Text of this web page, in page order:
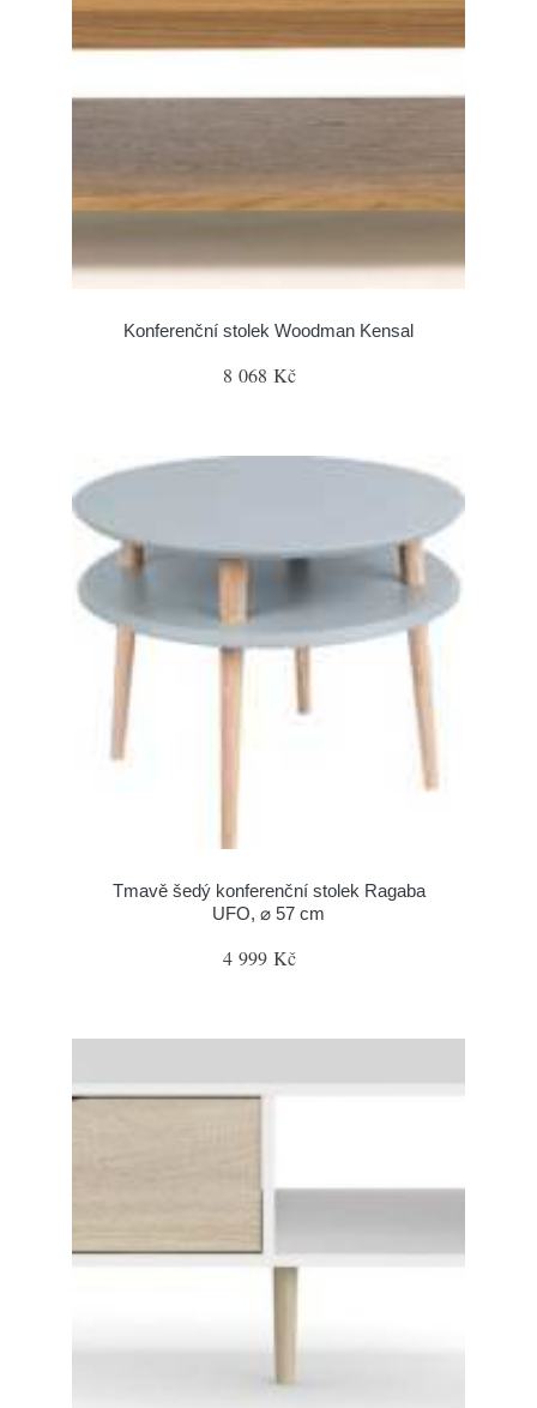
Konferenční stolek Woodman Kensal
8 068 Kč
Tmavě šedý konferenční stolek Ragaba
UFO, ⌀ 57 cm
4 999 Kč